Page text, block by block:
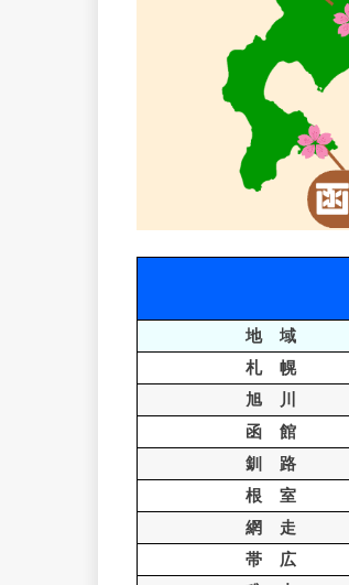
地 域
札 幌
旭 川
函 館
釧 路
根 室
網 走
帯 広